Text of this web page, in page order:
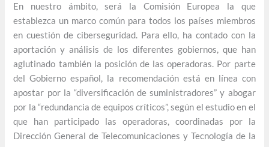
En nuestro ámbito, será la Comisión Europea la que
establezca un marco común para todos los países miembros
en cuestión de ciberseguridad. Para ello, ha contado con la
aportación y análisis de los diferentes gobiernos, que han
aglutinado también la posición de las operadoras. Por parte
del Gobierno español, la recomendación está en línea con
apostar por la “diversificación de suministradores” y abogar
por la “redundancia de equipos críticos”, según el estudio en el
que han participado las operadoras, coordinadas por la
Dirección General de Telecomunicaciones y Tecnología de la